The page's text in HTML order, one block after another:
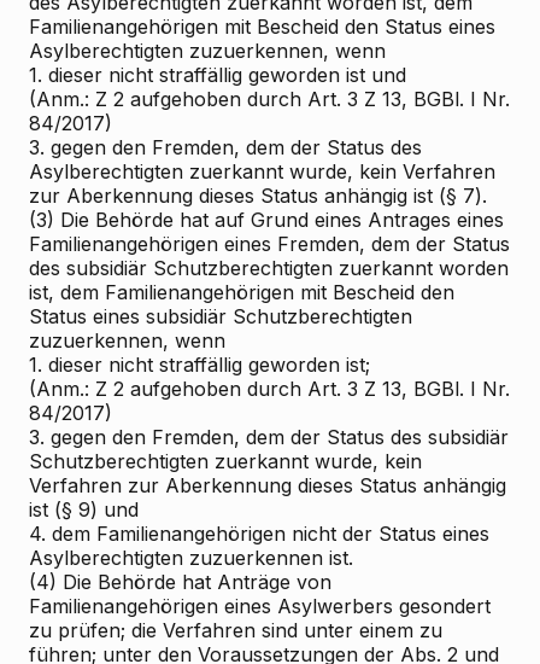
Familienangehörigen mit Bescheid den Status eines
Asylberechtigten zuzuerkennen, wenn
1. dieser nicht straffällig geworden ist und
(Anm.: Z 2 aufgehoben durch Art. 3 Z 13, BGBl. I Nr.
84/2017)
3. gegen den Fremden, dem der Status des
Asylberechtigten zuerkannt wurde, kein Verfahren
zur Aberkennung dieses Status anhängig ist (§ 7).
(3) Die Behörde hat auf Grund eines Antrages eines
Familienangehörigen eines Fremden, dem der Status
des subsidiär Schutzberechtigten zuerkannt worden
ist, dem Familienangehörigen mit Bescheid den
Status eines subsidiär Schutzberechtigten
zuzuerkennen, wenn
1. dieser nicht straffällig geworden ist;
(Anm.: Z 2 aufgehoben durch Art. 3 Z 13, BGBl. I Nr.
84/2017)
3. gegen den Fremden, dem der Status des subsidiär
Schutzberechtigten zuerkannt wurde, kein
Verfahren zur Aberkennung dieses Status anhängig
ist (§ 9) und
4. dem Familienangehörigen nicht der Status eines
Asylberechtigten zuzuerkennen ist.
(4) Die Behörde hat Anträge von
Familienangehörigen eines Asylwerbers gesondert
zu prüfen; die Verfahren sind unter einem zu
führen; unter den Voraussetzungen der Abs. 2 und